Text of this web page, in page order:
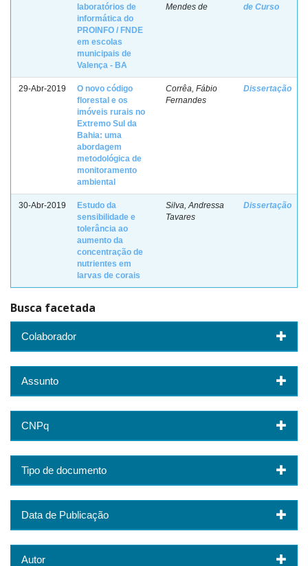
laboratórios de
informática do
PROINFO / FNDE
em escolas
municipais de
Valença - BA
Mendes de de Curso
29-Abr-2019
O novo código
florestal e os
imóveis rurais no
Extremo Sul da
Bahia: uma
abordagem
metodológica de
monitoramento
ambiental
Corrêa, Fábio
Fernandes
Dissertação
30-Abr-2019
Estudo da
sensibilidade e
tolerância ao
aumento da
concentração de
nutrientes em
larvas de corais
Silva, Andressa
Tavares
Dissertação
Busca facetada
Colaborador
Assunto
CNPq
Tipo de documento
Data de Publicação
Autor